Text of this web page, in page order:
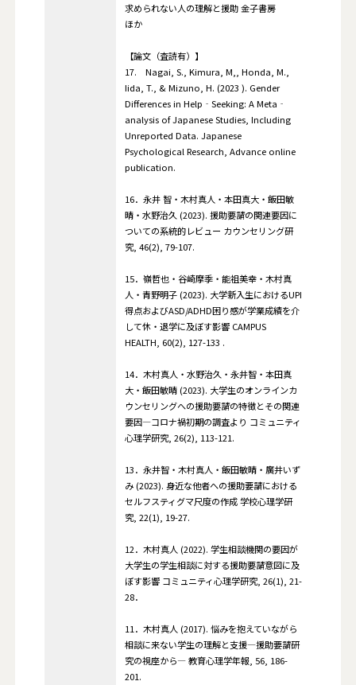
求められない人の理解と援助 金子書房
ほか
【論文（査読有）】
17. Nagai, S., Kimura, M,, Honda, M.,
Iida, T., & Mizuno, H. (2023 ). Gender
Differences in Help‐Seeking: A Meta‐
analysis of Japanese Studies, Including
Unreported Data. Japanese
Psychological Research, Advance online
publication.
16．永井 智・木村真人・本田真大・飯田敏
晴・水野治久 (2023). 援助要請の関連要因に
ついての系統的レビュー カウンセリング研
究, 46(2), 79-107.
15．嶺哲也・谷崎摩季・能祖美幸・木村真
人・青野明子 (2023). 大学新入生におけるUPI
得点およびASD/ADHD困り感が学業成績を介
して休・退学に及ぼす影響 CAMPUS
HEALTH, 60(2), 127-133 .
14．木村真人・水野治久・永井智・本田真
大・飯田敏晴 (2023). 大学生のオンラインカ
ウンセリングへの援助要請の特徴とその関連
要因―コロナ禍初期の調査より コミュニティ
心理学研究, 26(2), 113-121.
13．永井智・木村真人・飯田敏晴・廣井いず
み (2023). 身近な他者への援助要請における
セルフスティグマ尺度の作成 学校心理学研
究, 22(1), 19-27.
12．木村真人 (2022). 学生相談機関の要因が
大学生の学生相談に対する援助要請意図に及
ぼす影響 コミュニティ心理学研究, 26(1), 21-
28．
11．木村真人 (2017). 悩みを抱えていながら
相談に来ない学生の理解と支援―援助要請研
究の視座から― 教育心理学年報, 56, 186-
201.